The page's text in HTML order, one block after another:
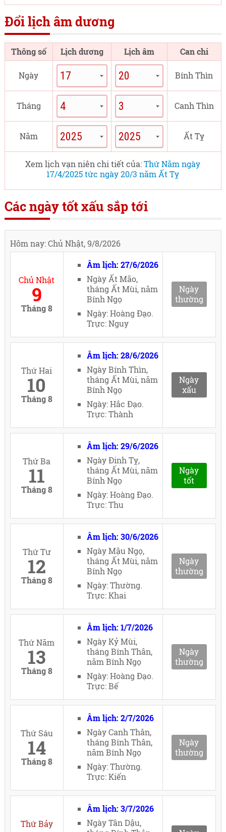
Đổi lịch âm dương
Thông số Lịch dương Lịch âm Can chi
Ngày Bính Thìn
Tháng Canh Thìn
Năm Ất Tỵ
Xem lịch vạn niên chi tiết của:Thứ Năm ngày
17/4/2025 tức ngày 20/3 năm Ất Tỵ
Các ngày tốt xấu sắp tới
Hôm nay: Chủ Nhật, 9/8/2026
Chủ Nhật
9
Tháng 8
Âm lịch: 27/6/2026
Ngày Ất Mão,
tháng Ất Mùi, năm
Bính Ngọ
Ngày: Hoàng Đạo.
Trực: Nguy
Ngày
thường
Thứ Hai
10
Tháng 8
Âm lịch: 28/6/2026
Ngày Bính Thìn,
tháng Ất Mùi, năm
Bính Ngọ
Ngày: Hắc Đạo.
Trực: Thành
Ngày
xấu
Thứ Ba
11
Tháng 8
Âm lịch: 29/6/2026
Ngày Đinh Tỵ,
tháng Ất Mùi, năm
Bính Ngọ
Ngày: Hoàng Đạo.
Trực: Thu
Ngày
tốt
Thứ Tư
12
Tháng 8
Âm lịch: 30/6/2026
Ngày Mậu Ngọ,
tháng Ất Mùi, năm
Bính Ngọ
Ngày: Thường.
Trực: Khai
Ngày
thường
Thứ Năm
13
Tháng 8
Âm lịch: 1/7/2026
Ngày Kỷ Mùi,
tháng Bính Thân,
năm Bính Ngọ
Ngày: Hoàng Đạo.
Trực: Bế
Ngày
thường
Thứ Sáu
14
Tháng 8
Âm lịch: 2/7/2026
Ngày Canh Thân,
tháng Bính Thân,
năm Bính Ngọ
Ngày: Thường.
Trực: Kiến
Ngày
thường
Thứ Bảy
Âm lịch: 3/7/2026
Ngày Tân Dậu,